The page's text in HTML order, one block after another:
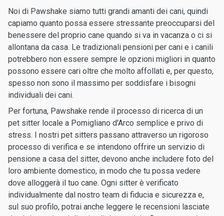
Noi di Pawshake siamo tutti grandi amanti dei cani, quindi
capiamo quanto possa essere stressante preoccuparsi del
benessere del proprio cane quando si va in vacanza o ci si
allontana da casa. Le tradizionali pensioni per cani e i canili
potrebbero non essere sempre le opzioni migliori in quanto
possono essere cari oltre che molto affollati e, per questo,
spesso non sono il massimo per soddisfare i bisogni
individuali dei cani.
Per fortuna, Pawshake rende il processo di ricerca di un
pet sitter locale a Pomigliano d'Arco semplice e privo di
stress. I nostri pet sitters passano attraverso un rigoroso
processo di verifica e se intendono offrire un servizio di
pensione a casa del sitter, devono anche includere foto del
loro ambiente domestico, in modo che tu possa vedere
dove alloggerà il tuo cane. Ogni sitter è verificato
individualmente dal nostro team di fiducia e sicurezza e,
sul suo profilo, potrai anche leggere le recensioni lasciate